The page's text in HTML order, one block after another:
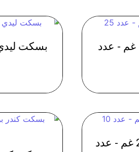
تويكس نستلة - 0777 وزن 50 غم - عدد
بسكت لوتس - 0758 وزن 250 غم - عدد